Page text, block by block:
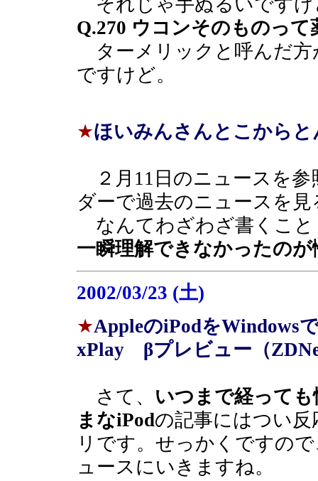
それじゃ手ぬるいですけ
Q.270 ウコンそのものっ
ターメリックと呼んだ方
ですけど。
★ほいみんさんとこから
２月11日のニュースを参
ダーで過去のニュースを
なんてわざわざ書くこと
一瞬理解できなかったのが
2002/03/23 (土)
★AppleのiPodをWindows
xPlay βプレビュー（
さて、 いつまで経って
まなiPodの記事にはつい
リです。せっかくですの
ュースにいきますね。